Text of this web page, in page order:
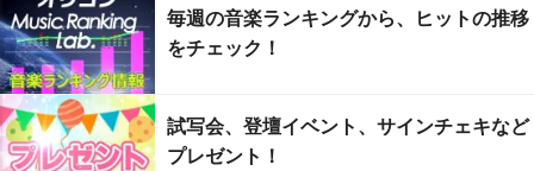
毎週の音楽ランキングから、ヒットの推移
をチェック！
試写会、登壇イベント、サインチェキなど
プレゼント！